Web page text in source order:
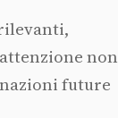
non
future